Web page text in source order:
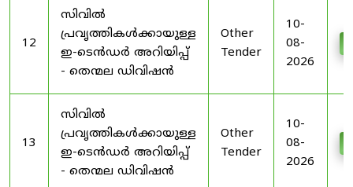
12
സിവിൽ
പ്രവൃത്തികൾക്കായുള്ള
ഇ-ടെൻഡർ അറിയിപ്പ്
- തെന്മല ഡിവിഷൻ
Other
Tender
10-
08-
2026
13
സിവിൽ
പ്രവൃത്തികൾക്കായുള്ള
ഇ-ടെൻഡർ അറിയിപ്പ്
- തെന്മല ഡിവിഷൻ
Other
Tender
10-
08-
2026